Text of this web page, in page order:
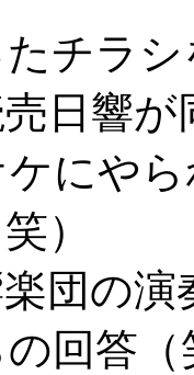
チラ
日響
にや
）
団の
回答